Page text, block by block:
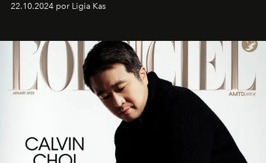
22.10.2024 por Ligia Kas